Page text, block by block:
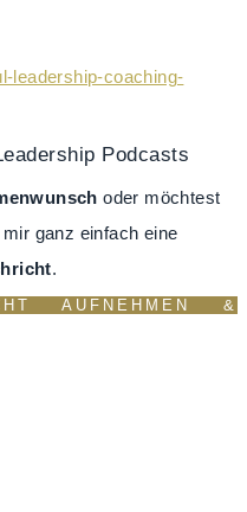
leadership-coaching-
Podcasts
oder möchtest
mir ganz einfach eine
.
AUFNEHMEN &